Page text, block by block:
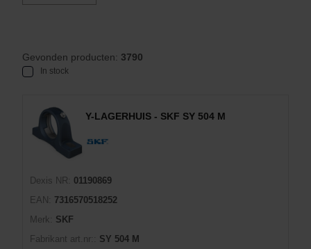
Gevonden producten: 3790
In stock
Y-LAGERHUIS - SKF SY 504 M
Dexis NR:
01190869
EAN:
7316570518252
Merk:
SKF
Fabrikant art.nr::
SY 504 M